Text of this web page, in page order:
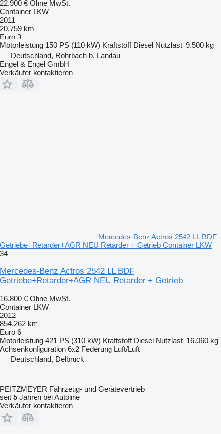
22.900 € Ohne MwSt.
Container LKW
2011
20.759 km
Euro 3
Motorleistung 150 PS (110 kW) Kraftstoff Diesel Nutzlast 9.500 kg
Deutschland, Rohrbach b. Landau
Engel & Engel GmbH
Verkäufer kontaktieren
Mercedes-Benz Actros 2542 LL BDF
Getriebe+Retarder+AGR NEU Retarder + Getrieb Container LKW
34
Mercedes-Benz Actros 2542 LL BDF
Getriebe+Retarder+AGR NEU Retarder + Getrieb
16.800 € Ohne MwSt.
Container LKW
2012
854.262 km
Euro 6
Motorleistung 421 PS (310 kW) Kraftstoff Diesel Nutzlast 16.060 kg
Achsenkonfiguration 6x2 Federung Luft/Luft
Deutschland, Delbrück
PEITZMEYER Fahrzeug- und Gerätevertrieb
seit 5 Jahren bei Autoline
Verkäufer kontaktieren